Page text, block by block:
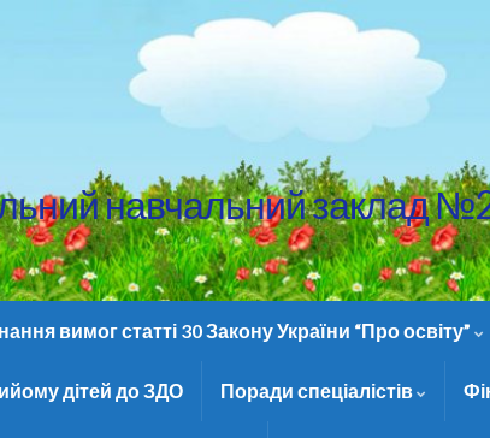
навчальний заклад
вимог статті 30 Закону України “Про освіту”
дітей до ЗДО Поради спеціалістів